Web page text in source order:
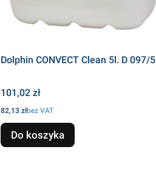
Dolphin CONVECT Clean 5l. D 097/5
Cena
101,02 zł
Cena
82,13 złbez VAT
Do koszyka